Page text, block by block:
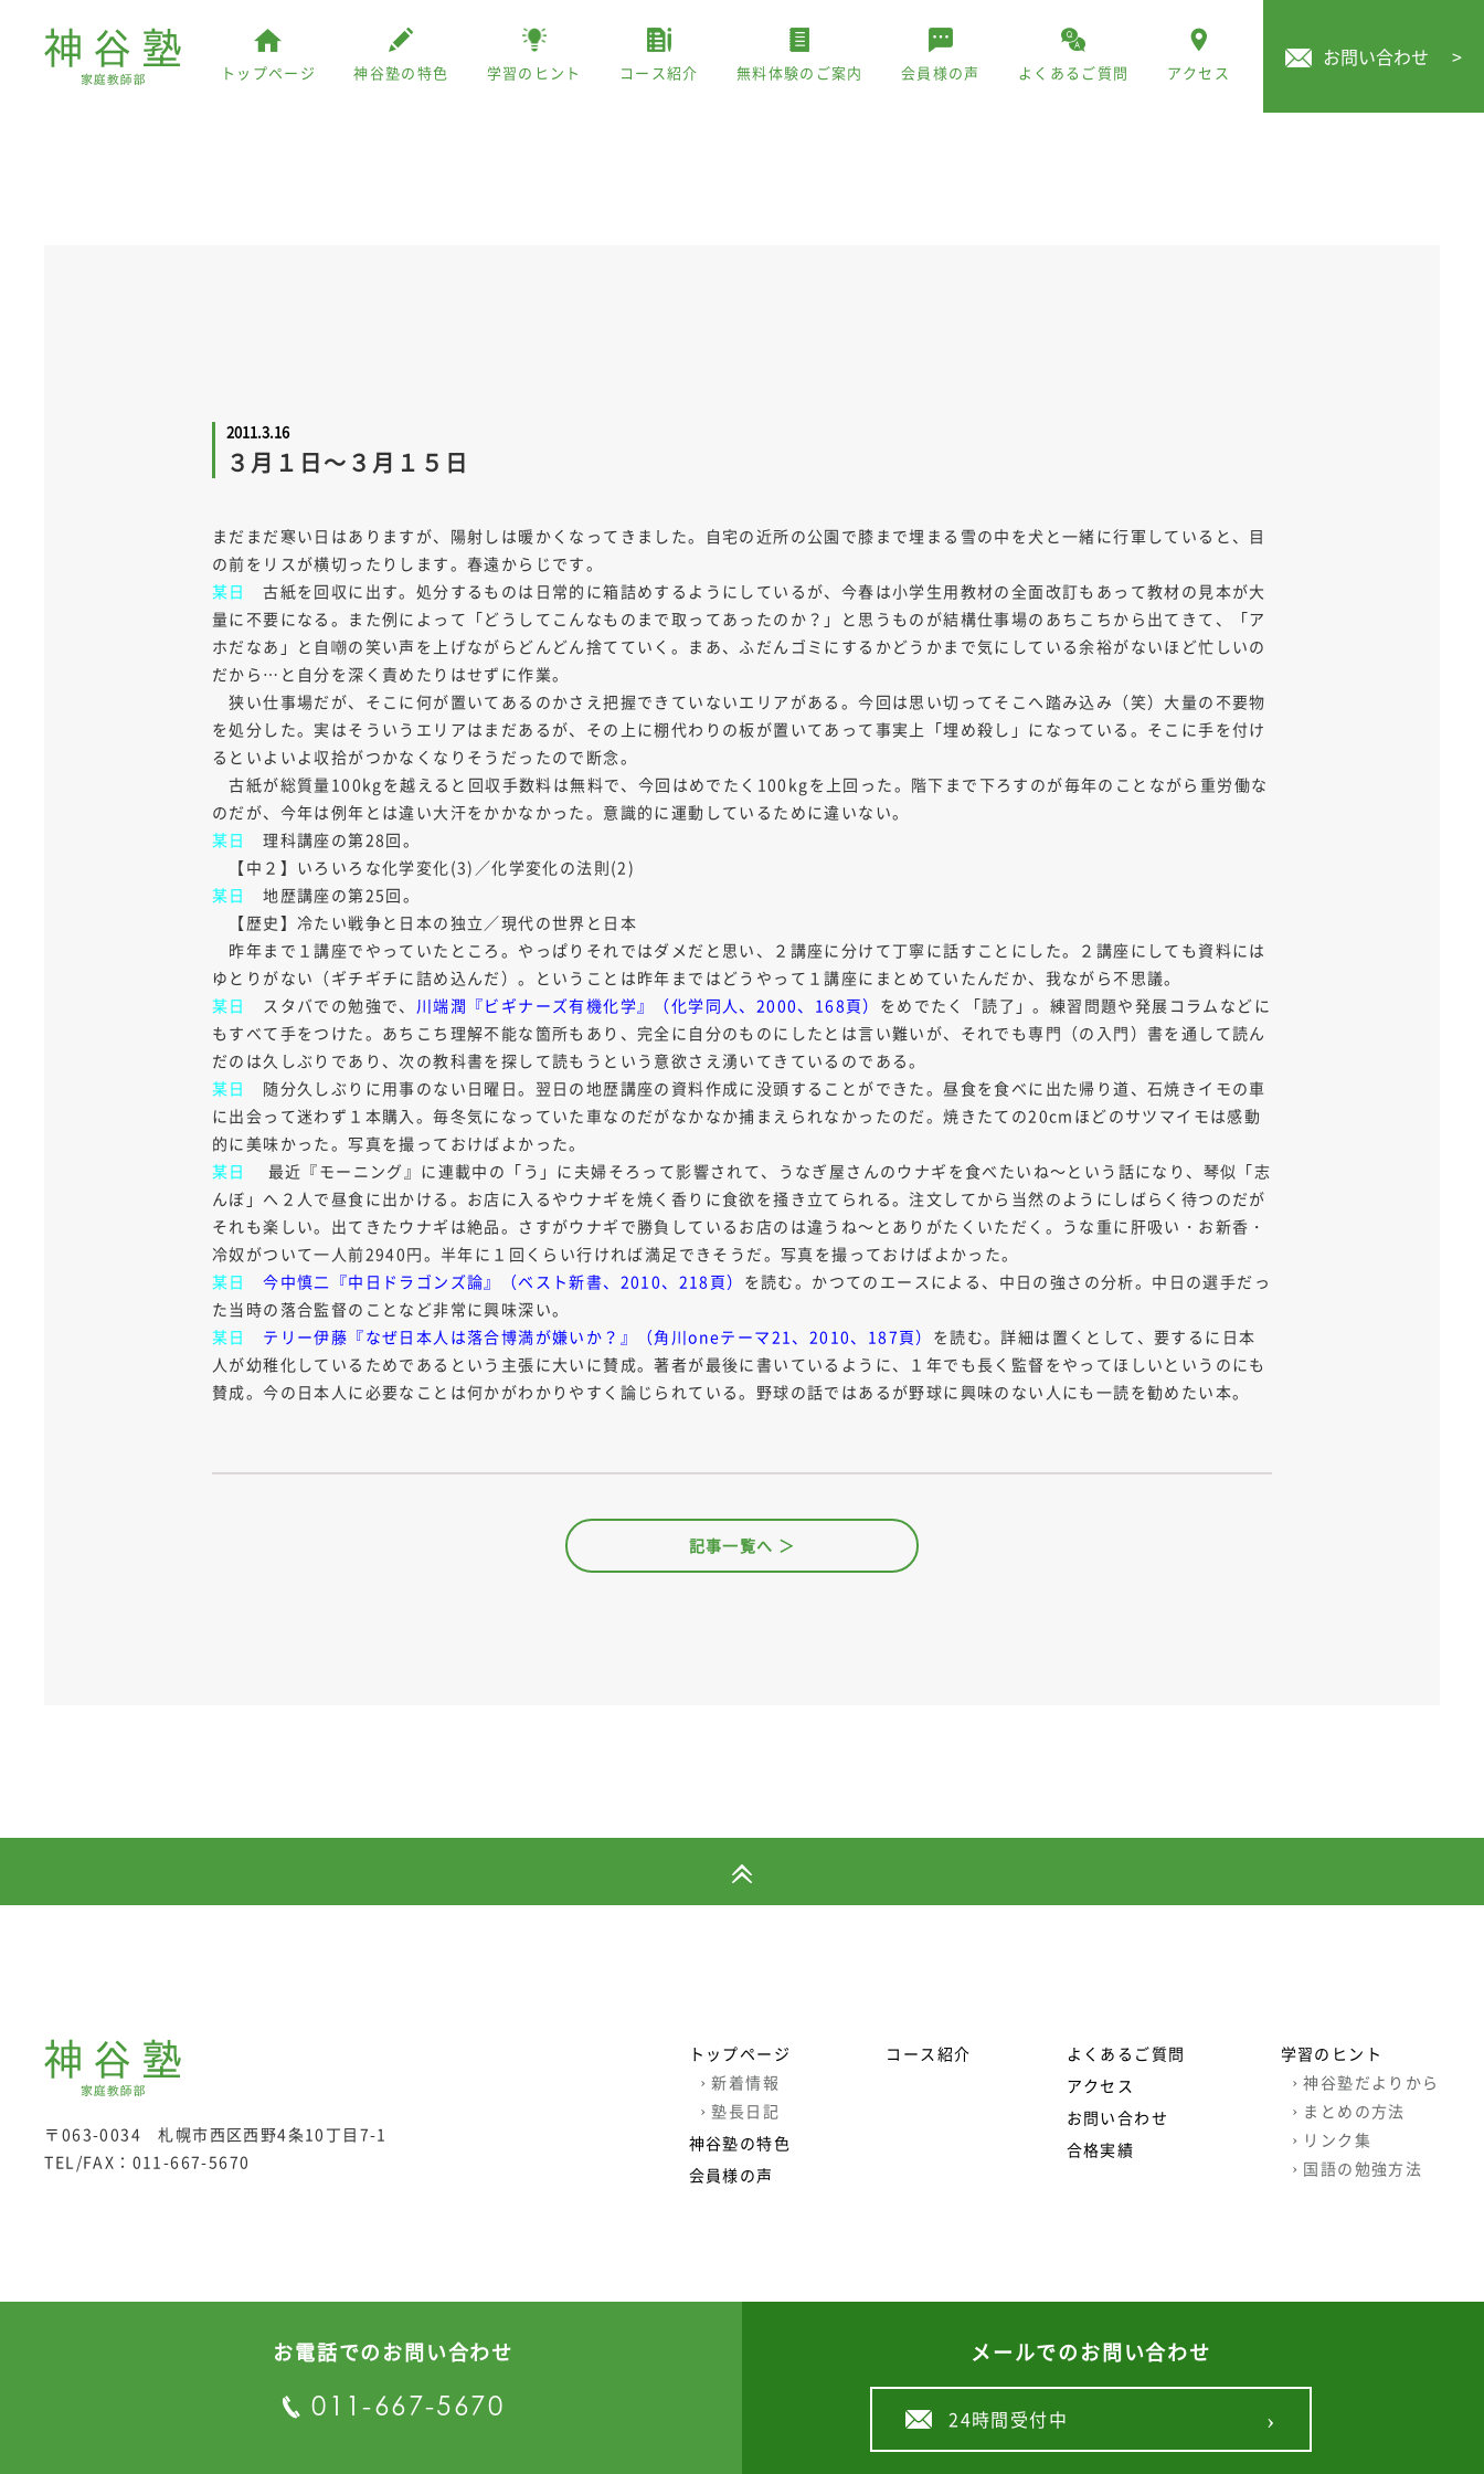
トップページ 神谷塾の特色 学習のヒント コース紹介 無料体験のご案内 会員様の声 よくあるご質問 アクセス
お問い合わせ >
2011.3.16
３月１日～３月１５日
まだまだ寒い日はありますが、陽射しは暖かくなってきました。自宅の近所の公園で膝まで埋まる雪の中を犬と一緒に行軍していると、目
の前をリスが横切ったりします。春遠からじです。
某日
古紙を回収に出す。処分するものは日常的に箱詰めするようにしているが、今春は小学生用教材の全面改訂もあって教材の見本が大
量に不要になる。また例によって「どうしてこんなものまで取ってあったのか？」と思うものが結構仕事場のあちこちから出てきて、「ア
ホだなあ」と自嘲の笑い声を上げながらどんどん捨てていく。まあ、ふだんゴミにするかどうかまで気にしている余裕がないほど忙しいの
だから…と自分を深く責めたりはせずに作業。
狭い仕事場だが、そこに何が置いてあるのかさえ把握できていないエリアがある。今回は思い切ってそこへ踏み込み（笑）大量の不要物
を処分した。実はそういうエリアはまだあるが、その上に棚代わりの板が置いてあって事実上「埋め殺し」になっている。そこに手を付け
るといよいよ収拾がつかなくなりそうだったので断念。
古紙が総質量100kgを越えると回収手数料は無料で、今回はめでたく100kgを上回った。階下まで下ろすのが毎年のことながら重労働な
のだが、今年は例年とは違い大汗をかかなかった。意識的に運動しているために違いない。
某日
理科講座の第28回。
【中２】いろいろな化学変化(3)／化学変化の法則(2)
某日
地歴講座の第25回。
【歴史】冷たい戦争と日本の独立／現代の世界と日本
昨年まで１講座でやっていたところ。やっぱりそれではダメだと思い、２講座に分けて丁寧に話すことにした。２講座にしても資料には
ゆとりがない（ギチギチに詰め込んだ）。ということは昨年まではどうやって１講座にまとめていたんだか、我ながら不思議。
某日
スタバでの勉強で、 川端潤『ビギナーズ有機化学』（化学同人、2000、168頁） をめでたく「読了」。練習問題や発展コラムなどに
もすべて手をつけた。あちこち理解不能な箇所もあり、完全に自分のものにしたとは言い難いが、それでも専門（の入門）書を通して読ん
だのは久しぶりであり、次の教科書を探して読もうという意欲さえ湧いてきているのである。
某日
随分久しぶりに用事のない日曜日。翌日の地歴講座の資料作成に没頭することができた。昼食を食べに出た帰り道、石焼きイモの車
に出会って迷わず１本購入。毎冬気になっていた車なのだがなかなか捕まえられなかったのだ。焼きたての20cmほどのサツマイモは感動
的に美味かった。写真を撮っておけばよかった。
某日
最近『モーニング』に連載中の「う」に夫婦そろって影響されて、うなぎ屋さんのウナギを食べたいね～という話になり、琴似「志
んぼ」へ２人で昼食に出かける。お店に入るやウナギを焼く香りに食欲を掻き立てられる。注文してから当然のようにしばらく待つのだが
それも楽しい。出てきたウナギは絶品。さすがウナギで勝負しているお店のは違うね～とありがたくいただく。うな重に肝吸い・お新香・
冷奴がついて一人前2940円。半年に１回くらい行ければ満足できそうだ。写真を撮っておけばよかった。
某日
今中慎二『中日ドラゴンズ論』（ベスト新書、2010、218頁） を読む。かつてのエースによる、中日の強さの分析。中日の選手だっ
た当時の落合監督のことなど非常に興味深い。
某日
テリー伊藤『なぜ日本人は落合博満が嫌いか？』（角川oneテーマ21、2010、187頁） を読む。詳細は置くとして、要するに日本
人が幼稚化しているためであるという主張に大いに賛成。著者が最後に書いているように、１年でも長く監督をやってほしいというのにも
賛成。今の日本人に必要なことは何かがわかりやすく論じられている。野球の話ではあるが野球に興味のない人にも一読を勧めたい本。
記事一覧へ ＞
お電話でのお問い合わせ
011-667-5670
メールでのお問い合わせ
24時間受付中 ›
〒063-0034 札幌市西区西野4条10丁目7-1
TEL/FAX： 011-667-5670
トップページ
› 新着情報
› 塾長日記
神谷塾の特色
会員様の声
コース紹介
よくあるご質問
アクセス
お問い合わせ
合格実績
学習のヒント
› 神谷塾だよりから
› まとめの方法
› リンク集
› 国語の勉強方法
©札幌西区個別指導学習塾・家庭教師 | 神谷塾